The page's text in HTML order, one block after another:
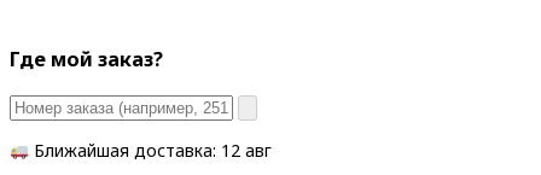
Где мой заказ?
Ближайшая доставка: 12 авг